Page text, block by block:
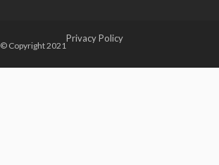
© Copyright 2021
Privacy Policy